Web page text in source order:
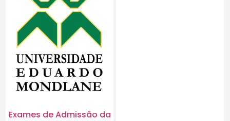
Exames de Admissão da